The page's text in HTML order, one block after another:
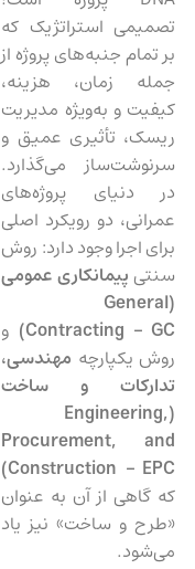
تصمیمی استراتژیک که
بر تمام جنبه‌های پروژه از
جمله زمان، هزینه،
کیفیت و به‌ویژه مدیریت
ریسک، تأثیری عمیق و
سرنوشت‌ساز می‌گذارد.
در دنیای پروژه‌های
عمرانی، دو رویکرد اصلی
برای اجرا وجود دارد: روش
سنتی پیمانکاری عمومی
(
General
Contracting – GC
) و
روش یکپارچه مهندسی،
تدارکات و ساخت
(
Engineering,
Procurement, and
Construction – EPC
)
که گاهی از آن به عنوان
«طرح و ساخت» نیز یاد
می‌شود.